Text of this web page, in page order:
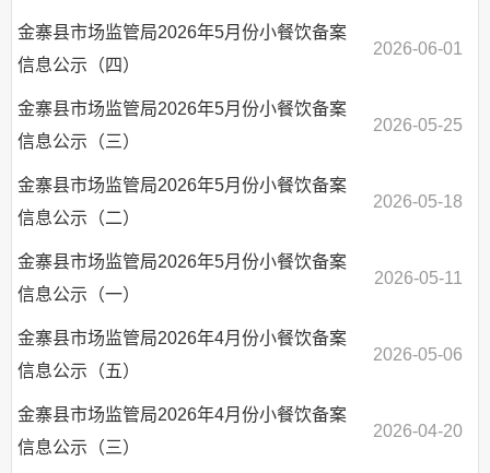
金寨县市场监管局2026年5月份小餐饮备案
信息公示（四）
2026-06-01
金寨县市场监管局2026年5月份小餐饮备案
信息公示（三）
2026-05-25
金寨县市场监管局2026年5月份小餐饮备案
信息公示（二）
2026-05-18
金寨县市场监管局2026年5月份小餐饮备案
信息公示（一）
2026-05-11
金寨县市场监管局2026年4月份小餐饮备案
信息公示（五）
2026-05-06
金寨县市场监管局2026年4月份小餐饮备案
信息公示（三）
2026-04-20